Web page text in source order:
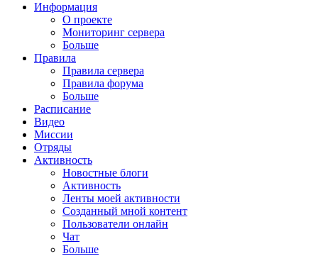
Информация
О проекте
Мониторинг сервера
Больше
Правила
Правила сервера
Правила форума
Больше
Расписание
Видео
Миссии
Отряды
Активность
Новостные блоги
Активность
Ленты моей активности
Созданный мной контент
Пользователи онлайн
Чат
Больше